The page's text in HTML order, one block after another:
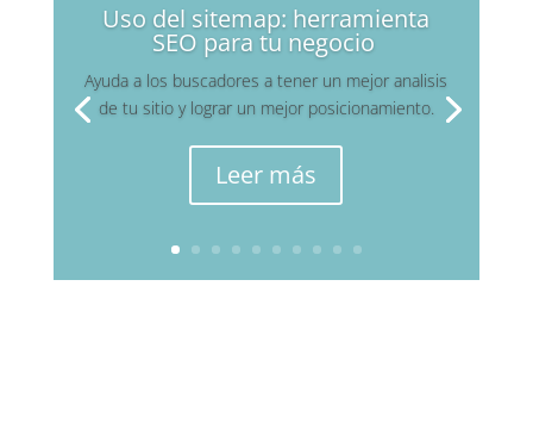
Uso del sitemap: herramienta
SEO para tu negocio
Ayuda a los buscadores a tener un mejor analisis
de tu sitio y lograr un mejor posicionamiento.
Leer más